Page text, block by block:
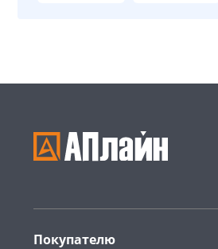
Покупателю